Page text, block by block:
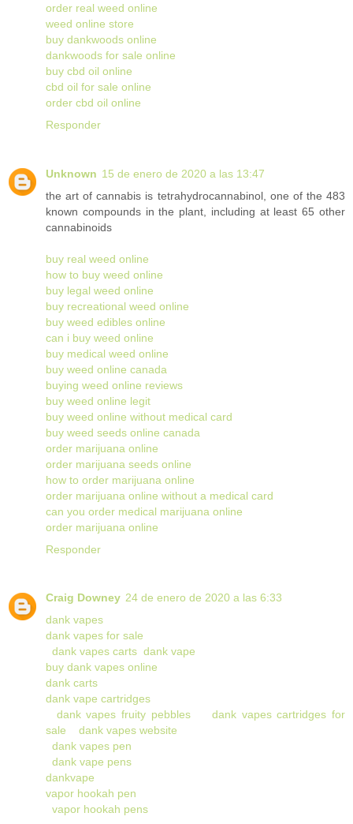
order real weed online
weed online store
buy dankwoods online
dankwoods for sale online
buy cbd oil online
cbd oil for sale online
order cbd oil online
Responder
Unknown 15 de enero de 2020 a las 13:47
the art of cannabis is tetrahydrocannabinol, one of the 483
known compounds in the plant, including at least 65 other
cannabinoids
buy real weed online
how to buy weed online
buy legal weed online
buy recreational weed online
buy weed edibles online
can i buy weed online
buy medical weed online
buy weed online canada
buying weed online reviews
buy weed online legit
buy weed online without medical card
buy weed seeds online canada
order marijuana online
order marijuana seeds online
how to order marijuana online
order marijuana online without a medical card
can you order medical marijuana online
order marijuana online
Responder
Craig Downey 24 de enero de 2020 a las 6:33
dank vapes
dank vapes for sale
dank vapes carts dank vape
buy dank vapes online
dank carts
dank vape cartridges
dank vapes fruity pebbles
dank vapes cartridges for
sale
dank vapes website
dank vapes pen
dank vape pens
dankvape
vapor hookah pen
vapor hookah pens